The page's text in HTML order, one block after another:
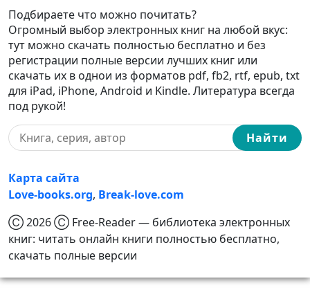
Подбираете что можно почитать?
Огромный выбор электронных книг на любой вкус:
тут можно скачать полностью бесплатно и без
регистрации полные версии лучших книг или
скачать их в однои из форматов pdf, fb2, rtf, epub, txt
для iPad, iPhone, Android и Kindle. Литература всегда
под рукой!
Найти
Карта сайта
Love-books.org, Break-love.com
Ⓒ 2026 Ⓒ Free-Reader — библиотека электронных
книг: читать онлайн книги полностью бесплатно,
скачать полные версии